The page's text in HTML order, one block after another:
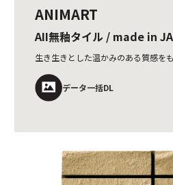
ANIMART
AII無釉タイル / made in
生き生きとした温かみのある質感を
データ一括DL